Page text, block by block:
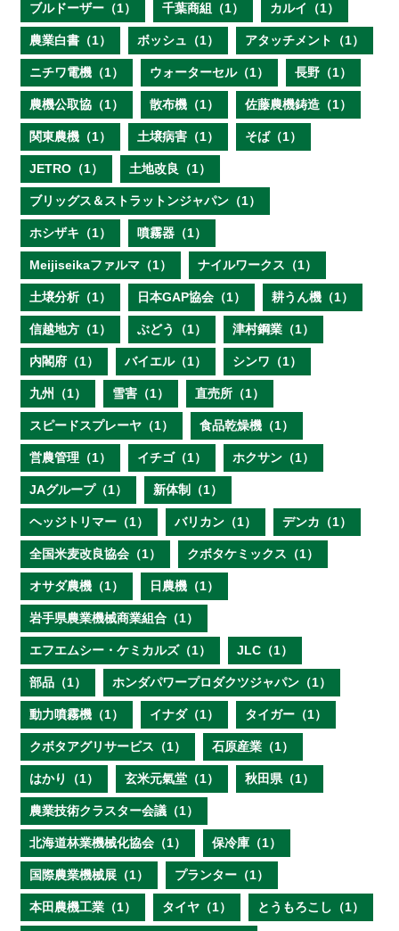
ブルドーザー（1） 千葉商組（1） カルイ（1）
農業白書（1） ボッシュ（1） アタッチメント（1）
ニチワ電機（1） ウォーターセル（1） 長野（1）
農機公取協（1） 散布機（1） 佐藤農機鋳造（1）
関東農機（1） 土壌病害（1） そば（1）
JETRO（1） 土地改良（1）
ブリッグス＆ストラットンジャパン（1）
ホシザキ（1） 噴霧器（1）
Meijiseikaファルマ（1） ナイルワークス（1）
土壌分析（1） 日本GAP協会（1） 耕うん機（1）
信越地方（1） ぶどう（1） 津村鋼業（1）
内閣府（1） バイエル（1） シンワ（1）
九州（1） 雪害（1） 直売所（1）
スピードスプレーヤ（1） 食品乾燥機（1）
営農管理（1） イチゴ（1） ホクサン（1）
JAグループ（1） 新体制（1）
ヘッジトリマー（1） バリカン（1） デンカ（1）
全国米麦改良協会（1） クボタケミックス（1）
オサダ農機（1） 日農機（1）
岩手県農業機械商業組合（1）
エフエムシー・ケミカルズ（1） JLC（1）
部品（1） ホンダパワープロダクツジャパン（1）
動力噴霧機（1） イナダ（1） タイガー（1）
クボタアグリサービス（1） 石原産業（1）
はかり（1） 玄米元氣堂（1） 秋田県（1）
農業技術クラスター会議（1）
北海道林業機械化協会（1） 保冷庫（1）
国際農業機械展（1） プランター（1）
本田農機工業（1） タイヤ（1） とうもろこし（1）